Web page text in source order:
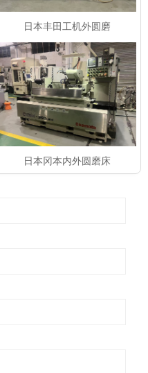
日本丰田工机外圆磨
日本冈本内外圆磨床